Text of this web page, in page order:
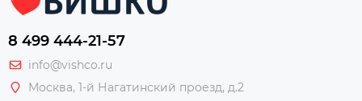
8 499 444-21-57
info@vishco.ru
Москва, 1-й Нагатинский проезд, д.2